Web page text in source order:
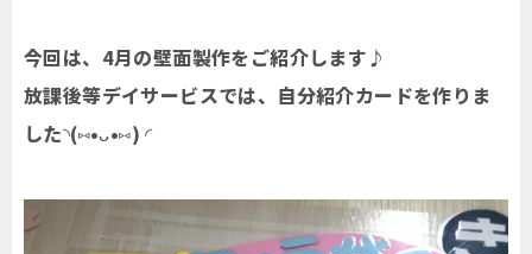
今回は、4月の壁面製作をご紹介します♪
放課後等デイサービスでは、自分紹介カードを作りま
した◝(⑅•ᴗ•⑅) ◜